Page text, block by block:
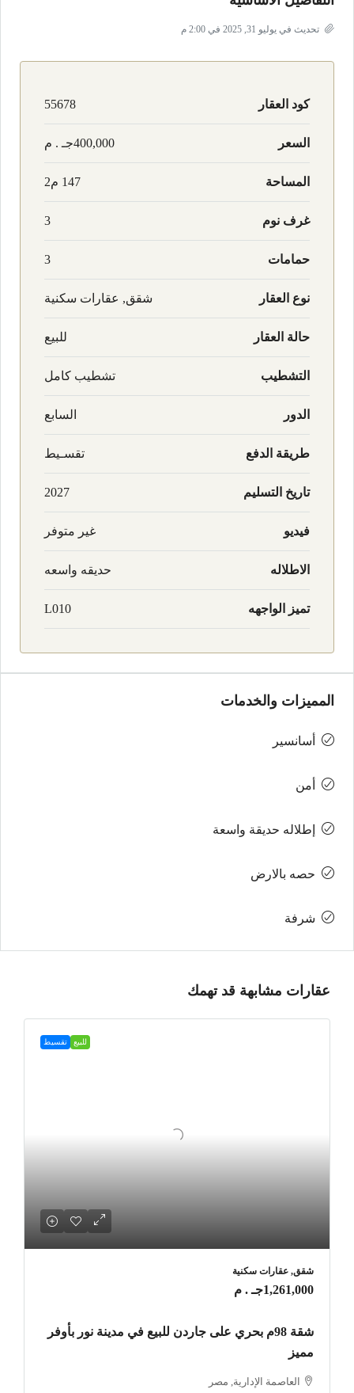
تحديث في يوليو 31, 2025 في 2:00 م
كود العقار 55678
السعر 400,000جـ . م
المساحة 147 م2
غرف نوم 3
حمامات 3
نوع العقار شقق, عقارات سكنية
حالة العقار للبيع
التشطيب تشطيب كامل
الدور السابع
طريقة الدفع تقسـيط
تاريخ التسليم 2027
فيديو غير متوفر
الاطلاله حديقه واسعه
تميز الواجهه L010
المميزات والخدمات
أسانسير
أمن
إطلاله حديقة واسعة
حصه بالارض
شرفة
عقارات مشابهة قد تهمك
للبيع تقسيط
شقق, عقارات سكنية
1,261,000جـ . م
شقة 98م بحري على جاردن للبيع في مدينة نور بأوفر
مميز
العاصمة الإدارية, مصر